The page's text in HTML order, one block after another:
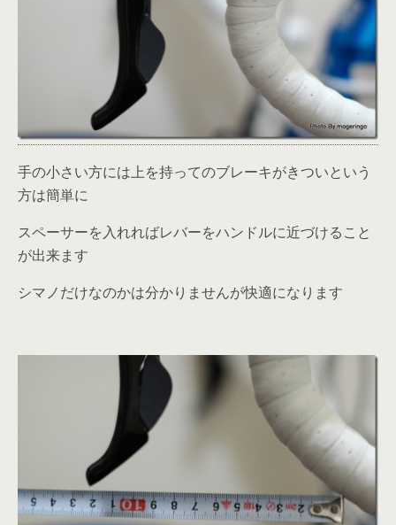
手の小さい方には上を持ってのブレーキがきついという
方は簡単に
スペーサーを入れればレバーをハンドルに近づけること
が出来ます
シマノだけなのかは分かりませんが快適になります